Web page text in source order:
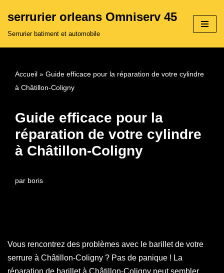
serrurier orleans Omniserv 45
Serrurier batiment et automobile
Accueil » Guide efficace pour la réparation de votre cylindre
à Châtillon-Coligny
Guide efficace pour la
réparation de votre cylindre
à Châtillon-Coligny
par boris
Vous rencontrez des problèmes avec le barillet de votre
serrure à Châtillon-Coligny ? Pas de panique ! La
réparation de barillet à Châtillon-Coligny peut sembler